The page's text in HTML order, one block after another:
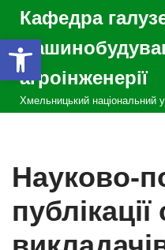
Відкрити Панель інструментів
Перейти
до
вмісту
Кафедра
агроінженерії
Хмельницький національний
Науково-